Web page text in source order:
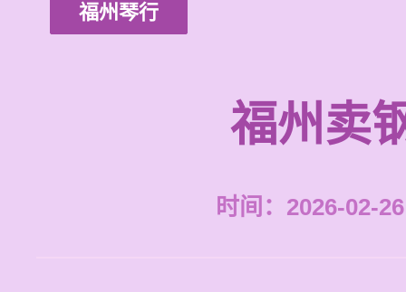
福州琴行
福州卖
时间：2026-02-